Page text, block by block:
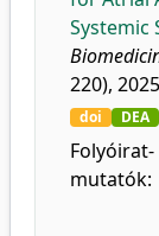
Systemic
220),
doi DEA
Folyóirat-
mutatók: